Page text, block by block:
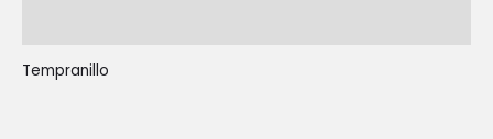
Tempranillo